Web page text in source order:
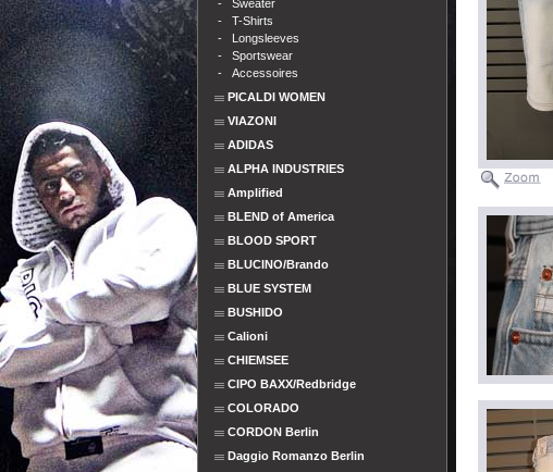
- Sweater
- T-Shirts
- Longsleeves
- Sportswear
- Accessoires
PICALDI WOMEN
VIAZONI
ADIDAS
ALPHA INDUSTRIES
Amplified
BLEND of America
BLOOD SPORT
BLUCINO/Brando
BLUE SYSTEM
BUSHIDO
Calioni
CHIEMSEE
CIPO BAXX/Redbridge
COLORADO
CORDON Berlin
Daggio Romanzo Berlin